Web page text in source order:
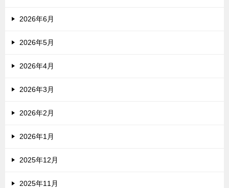
2026年6月
2026年5月
2026年4月
2026年3月
2026年2月
2026年1月
2025年12月
2025年11月